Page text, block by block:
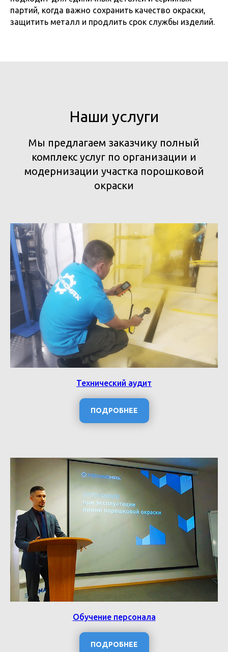
партий, когда важно сохранить качество окраски,
защитить металл и продлить срок службы изделий.
Наши услуги
Мы предлагаем заказчику полный
комплекс услуг по организации и
модернизации участка порошковой
окраски
Технический аудит
ПОДРОБНЕЕ
Обучение персонала
ПОДРОБНЕЕ